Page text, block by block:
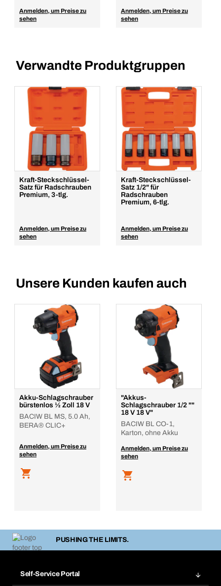
Anmelden, um Preise zu
sehen
Anmelden, um Preise zu
sehen
Verwandte Produktgruppen
Kraft-Steckschlüssel-
Satz für Radschrauben
Premium, 3-tlg.
Anmelden, um Preise zu
sehen
Kraft-Steckschlüssel-
Satz 1/2" für
Radschrauben
Premium, 6-tlg.
Anmelden, um Preise zu
sehen
Unsere Kunden kaufen auch
Akku-Schlagschrauber
bürstenlos ½ Zoll 18 V
BACIW BL MS, 5.0 Ah,
BERA® CLIC+
Anmelden, um Preise zu
sehen
"Akkus-
Schlagschrauber 1/2 ""
18 V 18 V"
BACIW BL CO-1,
Karton, ohne Akku
Anmelden, um Preise zu
sehen
PUSHING THE LIMITS.
Self-Service Portal